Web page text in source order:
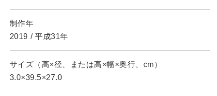
制作年
2019 / 平成31年
サイズ（高×径、または高×幅×奥行、cm）
3.0×39.5×27.0